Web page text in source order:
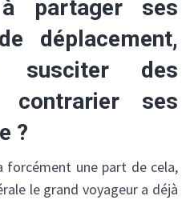
partager ses
déplacement,
susciter des
contrarier ses
?
une part de cela,
le grand voyageur a déjà